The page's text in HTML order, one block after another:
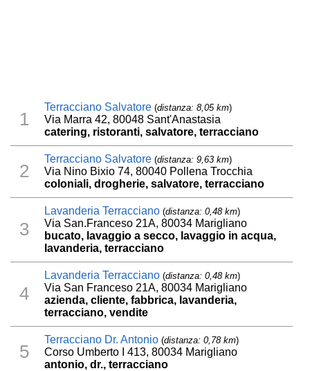
1
Terracciano Salvatore (distanza: 8,05 km)
Via Marra 42, 80048 Sant'Anastasia
catering, ristoranti, salvatore, terracciano
2
Terracciano Salvatore (distanza: 9,63 km)
Via Nino Bixio 74, 80040 Pollena Trocchia
coloniali, drogherie, salvatore, terracciano
3
Lavanderia Terracciano (distanza: 0,48 km)
Via San.Franceso 21A, 80034 Marigliano
bucato, lavaggio a secco, lavaggio in acqua,
lavanderia, terracciano
4
Lavanderia Terracciano (distanza: 0,48 km)
Via San Franceso 21A, 80034 Marigliano
azienda, cliente, fabbrica, lavanderia,
terracciano, vendite
5
Terracciano Dr. Antonio (distanza: 0,78 km)
Corso Umberto I 413, 80034 Marigliano
antonio, dr., terracciano